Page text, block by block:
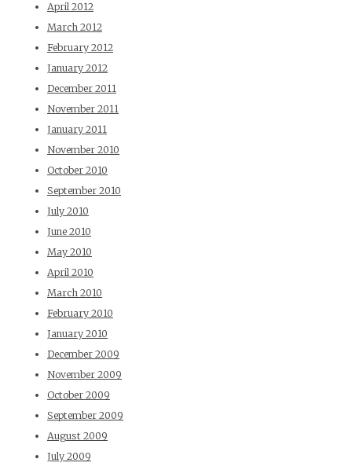
April 2012
March 2012
February 2012
January 2012
December 2011
November 2011
January 2011
November 2010
October 2010
September 2010
July 2010
June 2010
May 2010
April 2010
March 2010
February 2010
January 2010
December 2009
November 2009
October 2009
September 2009
August 2009
July 2009